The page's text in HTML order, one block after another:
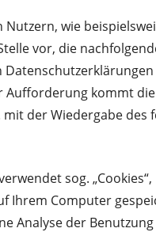
Nutzern, wie
vor, die
Aufforderung kommt die
mit der Wiedergabe des
sog. „Cookies“,
Ihrem Computer
Analyse der